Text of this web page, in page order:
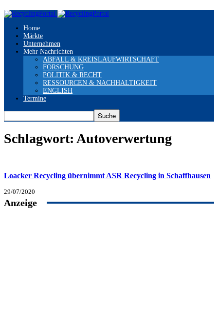
Home
Märkte
Unternehmen
Mehr Nachrichten
ABFALL & KREISLAUFWIRTSCHAFT
FORSCHUNG
POLITIK & RECHT
RESSOURCEN & NACHHALTIGKEIT
ENGLISH
Termine
Schlagwort: Autoverwertung
Loacker Recycling übernimmt ASR Recycling in Schaffhausen
29/07/2020
Anzeige